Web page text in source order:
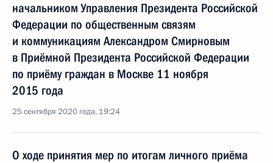
начальником Управления Президента Российской
Федерации по общественным связям
и коммуникациям Александром Смирновым
в Приёмной Президента Российской Федерации
по приёму граждан в Москве 11 ноября
2015 года
25 сентября 2020 года, 19:24
О ходе принятия мер по итогам личного приёма